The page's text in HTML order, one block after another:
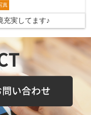
真
充実してます♪